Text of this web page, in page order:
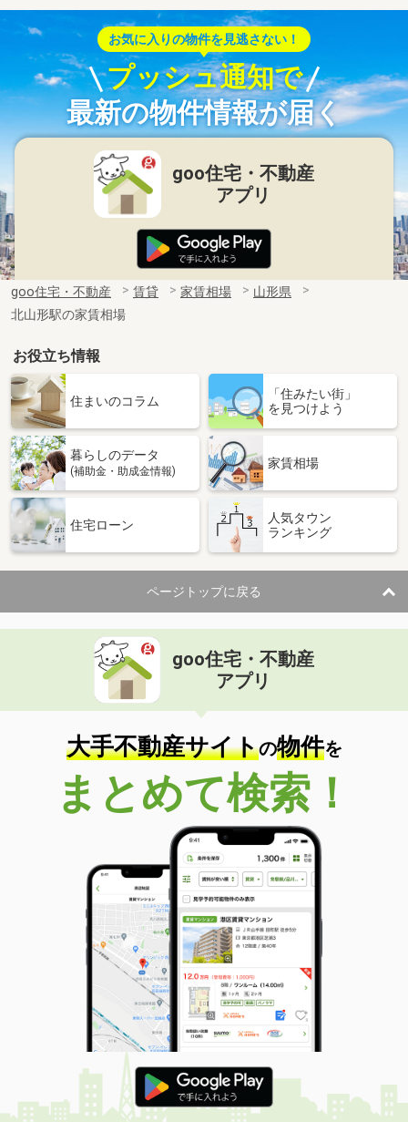
お気に入りの物件を見逃さない！
プッシュ通知で
最新の物件情報が届く
goo住宅・不動産
アプリ
goo住宅・不動産 賃貸 家賃相場
山形県
北山形駅の家賃相場
お役立ち情報
住まいのコラム
「住みたい街」
を見つけよう
暮らしのデータ
(補助金・助成金情報)
家賃相場
住宅ローン
人気タウン
ランキング
ページトップに戻る
goo住宅・不動産
アプリ
大手不動産サイトの物件を
まとめて検索！